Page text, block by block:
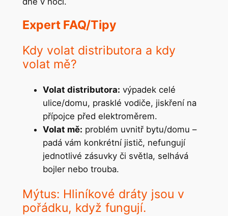
Expert FAQ/Tipy
Kdy volat distributora a kdy
volat mě?
Volat distributora: výpadek celé
ulice/domu, prasklé vodiče, jiskření na
přípojce před elektroměrem.
Volat mě: problém uvnitř bytu/domu –
padá vám konkrétní jistič, nefungují
jednotlivé zásuvky či světla, selhává
bojler nebo trouba.
Mýtus: Hliníkové dráty jsou v
pořádku, když fungují.